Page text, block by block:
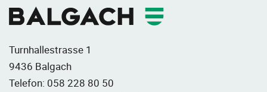
Turnhallestrasse 1
9436 Balgach
Telefon: 058 228 80 50